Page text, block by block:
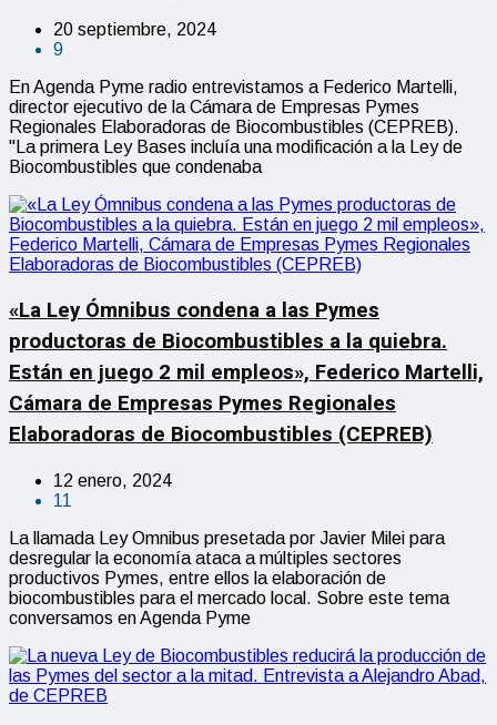
20 septiembre, 2024
9
En Agenda Pyme radio entrevistamos a Federico Martelli,
director ejecutivo de la Cámara de Empresas Pymes
Regionales Elaboradoras de Biocombustibles (CEPREB).
"La primera Ley Bases incluía una modificación a la Ley de
Biocombustibles que condenaba
«La Ley Ómnibus condena a las Pymes
productoras de Biocombustibles a la quiebra.
Están en juego 2 mil empleos», Federico Martelli,
Cámara de Empresas Pymes Regionales
Elaboradoras de Biocombustibles (CEPREB)
12 enero, 2024
11
La llamada Ley Omnibus presetada por Javier Milei para
desregular la economía ataca a múltiples sectores
productivos Pymes, entre ellos la elaboración de
biocombustibles para el mercado local. Sobre este tema
conversamos en Agenda Pyme